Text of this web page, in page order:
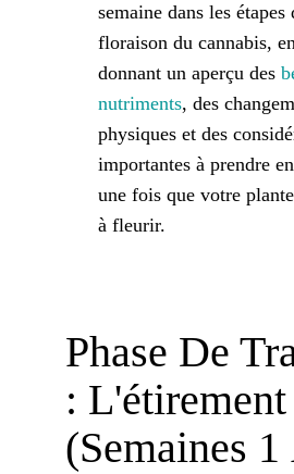
Boutique
Français
Recherche
semaine dans les étapes
floraison du cannabis,
donnant un aperçu des
nutriments, des
physiques et des
importantes à prendre
une fois que votre
à fleurir.
Phase De
: L'étirement
(semaines